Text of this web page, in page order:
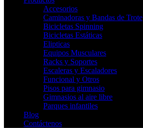
Accesorios
Caminadoras y Bandas de Trote
Bicicletas Spinning
Bicicletas Estáticas
Elipticas
Equipos Musculares
Racks y Soportes
Escaleras y Escaladores
Funcional y Otros
Pisos para gimnasio
Gimnasios al aire libre
Parques infantiles
Blog
Contáctenos